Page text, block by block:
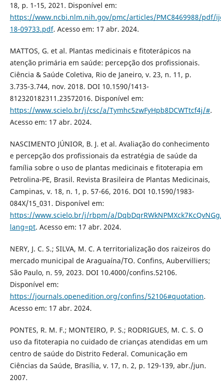
18, p. 1-15, 2021. Disponível em:
https://www.ncbi.nlm.nih.gov/pmc/articles/PMC8469988/pdf/
18-09733.pdf. Acesso em: 17 abr. 2024.
MATTOS, G. et al. Plantas medicinais e fitoterápicos na
atenção primária em saúde: percepção dos profissionais.
Ciência & Saúde Coletiva, Rio de Janeiro, v. 23, n. 11, p.
3.735-3.744, nov. 2018. DOI 10.1590/1413-
812320182311.23572016. Disponível em:
https://www.scielo.br/j/csc/a/Tymhc5zwFyHpb8DCWTtcf4j/#.
Acesso em: 17 abr. 2024.
NASCIMENTO JÚNIOR, B. J. et al. Avaliação do conhecimento
e percepção dos profissionais da estratégia de saúde da
família sobre o uso de plantas medicinais e fitoterapia em
Petrolina-PE, Brasil. Revista Brasileira de Plantas Medicinais,
Campinas, v. 18, n. 1, p. 57-66, 2016. DOI 10.1590/1983-
084X/15_031. Disponível em:
https://www.scielo.br/j/rbpm/a/
lang=pt. Acesso em: 17 abr. 2024.
NERY, J. C. S.; SILVA, M. C. A territorialização dos raizeiros do
mercado municipal de Araguaína/TO. Confins, Aubervilliers;
São Paulo, n. 59, 2023. DOI 10.4000/confins.52106.
Disponível em:
https://journals.openedition.org/confins/52106#quotation.
Acesso em: 17 abr. 2024.
PONTES, R. M. F.; MONTEIRO, P. S.; RODRIGUES, M. C. S. O
uso da fitoterapia no cuidado de crianças atendidas em um
centro de saúde do Distrito Federal. Comunicação em
Ciências da Saúde, Brasília, v. 17, n. 2, p. 129-139, abr./jun.
2007.